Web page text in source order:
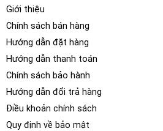
Giới thiệu
Chính sách bán hàng
Hướng dẫn đặt hàng
Hướng dẫn thanh toán
Chính sách bảo hành
Hướng dẫn đổi trả hàng
Điều khoản chính sách
Quy định về bảo mật